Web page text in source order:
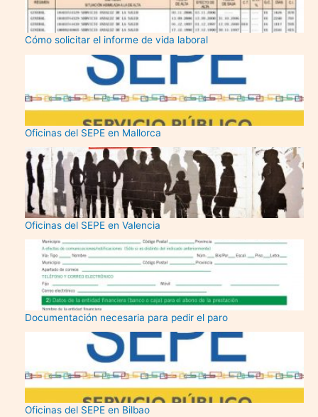
Cómo solicitar el informe de vida laboral
Oficinas del SEPE en Mallorca
Oficinas del SEPE en Valencia
Documentación necesaria para pedir el paro
Oficinas del SEPE en Bilbao